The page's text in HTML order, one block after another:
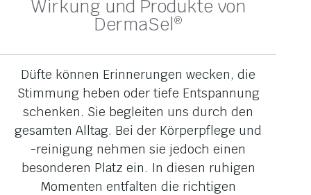
Wirkung und Produkte von
DermaSel®
Düfte können Erinnerungen wecken, die
Stimmung heben oder tiefe Entspannung
schenken. Sie begleiten uns durch den
gesamten Alltag. Bei der Körperpflege und
-reinigung nehmen sie jedoch einen
besonderen Platz ein. In diesen ruhigen
Momenten entfalten die richtigen